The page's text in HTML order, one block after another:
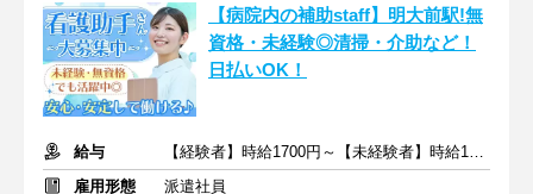
【病院内の補助staff】明大前駅!無
資格・未経験◎清掃・介助など！
日払いOK！
給与
【経験者】時給1700円～【未経験者】時給1500円～ ＋交通費
雇用形態
派遣社員